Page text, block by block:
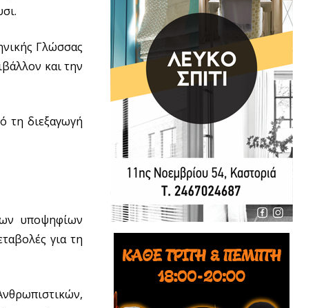
Γλώσσας
και την
τη διεξαγωγή
υποψηφίων
για τη